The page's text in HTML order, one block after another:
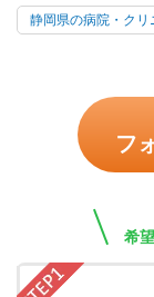
静岡県の病院・クリ
フ
希